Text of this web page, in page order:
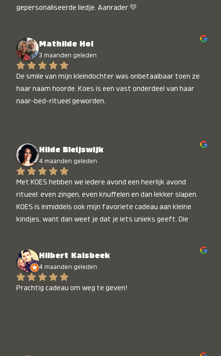
gepersonaliseerde liedje. Aanrader 💛
Mathilde Hol
3 maanden geleden
De smile van mijn kleindochter was onbetaalbaar toen ze
haar naam hoorde. Koes is een vast onderdeel van haar
naar-bed-ritueel geworden.
Hilde Bleijswijk
4 maanden geleden
Met KOES hebben we iedere avond een heerlijk avond
ritueel: even zingen, even knuffelen en dan lekker slapen.
KOES is inmiddels ook mijn favoriete cadeau aan kleine
kindjes, want dan weet je dat je iets unieks geeft. Die
Hilbert Kalsbeek
4 maanden geleden
Prachtig cadeau om weg te geven!